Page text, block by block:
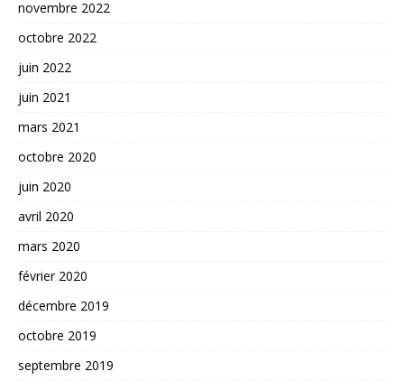
novembre 2022
octobre 2022
juin 2022
juin 2021
mars 2021
octobre 2020
juin 2020
avril 2020
mars 2020
février 2020
décembre 2019
octobre 2019
septembre 2019